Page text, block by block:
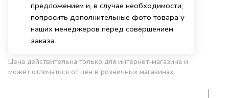
предложением и, в случае необходимости,
попросить дополнительные фото товара у
наших менеджеров перед совершением
заказа.
Цена действительна только для интернет-магазина и
может отличаться от цен в розничных магазинах